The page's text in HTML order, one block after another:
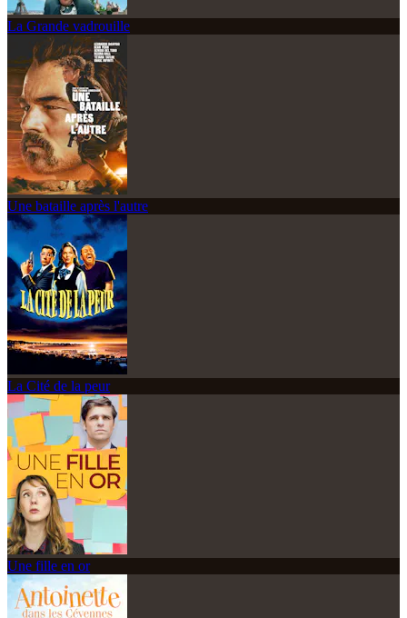
La Grande vadrouille
Une bataille après l'autre
La Cité de la peur
Une fille en or